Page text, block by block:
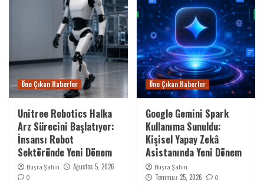
Öne Çıkan Haberler
Unitree Robotics Halka
Arz Sürecini Başlatıyor:
İnsansı Robot
Sektöründe Yeni Dönem
Büşra Şahin Ağustos 5, 2026
0
Öne Çıkan Haberler
Google Gemini Spark
Kullanıma Sunuldu:
Kişisel Yapay Zekâ
Asistanında Yeni Dönem
Büşra Şahin
Temmuz 25, 2026 0